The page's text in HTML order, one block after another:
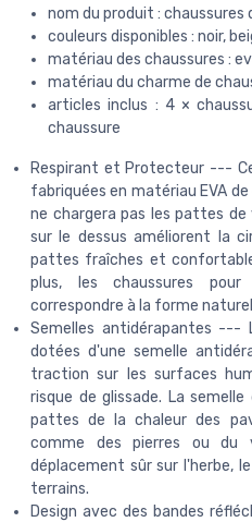
nom du produit : chaussures
couleurs disponibles : noir,
matériau des chaussures :
matériau du charme de
articles inclus : 4 ×
chaussure
Respirant et Protecteur ---
fabriquées en matériau EVA
ne chargera pas les pattes
sur le dessus améliorent la
pattes fraîches et
plus, les chaussures
correspondre à la forme
Semelles antidérapantes ---
dotées d'une semelle
traction sur les surfaces
risque de glissade. La
pattes de la chaleur des
comme des pierres ou du
déplacement sûr sur l'herbe,
terrains.
Design avec des bandes